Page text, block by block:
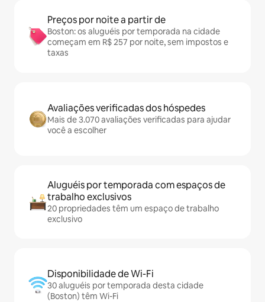
Preços por noite a partir de
Boston: os aluguéis por temporada na cidade
começam em R$ 257 por noite, sem impostos e
taxas
Avaliações verificadas dos hóspedes
Mais de 3.070 avaliações verificadas para ajudar
você a escolher
Aluguéis por temporada com espaços de
trabalho exclusivos
20 propriedades têm um espaço de trabalho
exclusivo
Disponibilidade de Wi-Fi
30 aluguéis por temporada desta cidade
(Boston) têm Wi-Fi